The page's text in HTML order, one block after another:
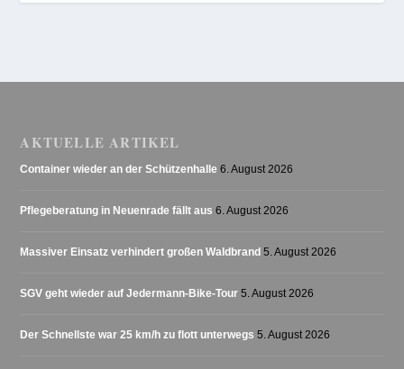
AKTUELLE ARTIKEL
Container wieder an der Schützenhalle 6. August 2026
Pflegeberatung in Neuenrade fällt aus 6. August 2026
Massiver Einsatz verhindert großen Waldbrand 5. August 2026
SGV geht wieder auf Jedermann-Bike-Tour 5. August 2026
Der Schnellste war 25 km/h zu flott unterwegs 5. August 2026